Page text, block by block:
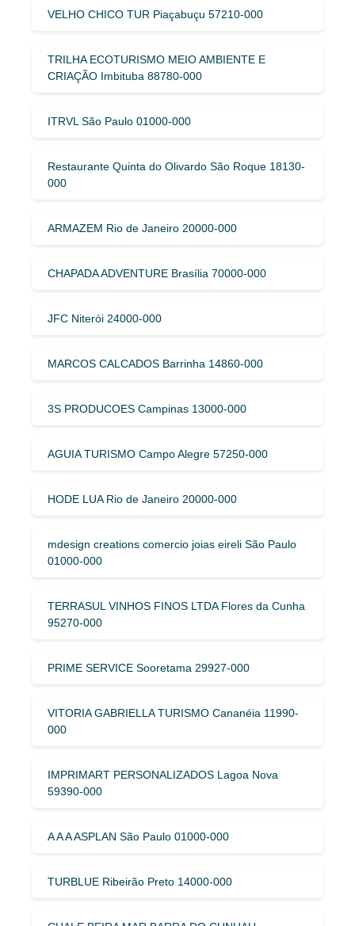
VELHO CHICO TUR Piaçabuçu 57210-000
TRILHA ECOTURISMO MEIO AMBIENTE E
CRIAÇÃO Imbituba 88780-000
ITRVL São Paulo 01000-000
Restaurante Quinta do Olivardo São Roque 18130-
000
ARMAZEM Rio de Janeiro 20000-000
CHAPADA ADVENTURE Brasília 70000-000
JFC Niterói 24000-000
MARCOS CALCADOS Barrinha 14860-000
3S PRODUCOES Campinas 13000-000
AGUIA TURISMO Campo Alegre 57250-000
HODE LUA Rio de Janeiro 20000-000
mdesign creations comercio joias eireli São Paulo
01000-000
TERRASUL VINHOS FINOS LTDA Flores da Cunha
95270-000
PRIME SERVICE Sooretama 29927-000
VITORIA GABRIELLA TURISMO Cananéia 11990-
000
IMPRIMART PERSONALIZADOS Lagoa Nova
59390-000
A A A ASPLAN São Paulo 01000-000
TURBLUE Ribeirão Preto 14000-000